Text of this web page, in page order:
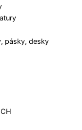
pásky, desky